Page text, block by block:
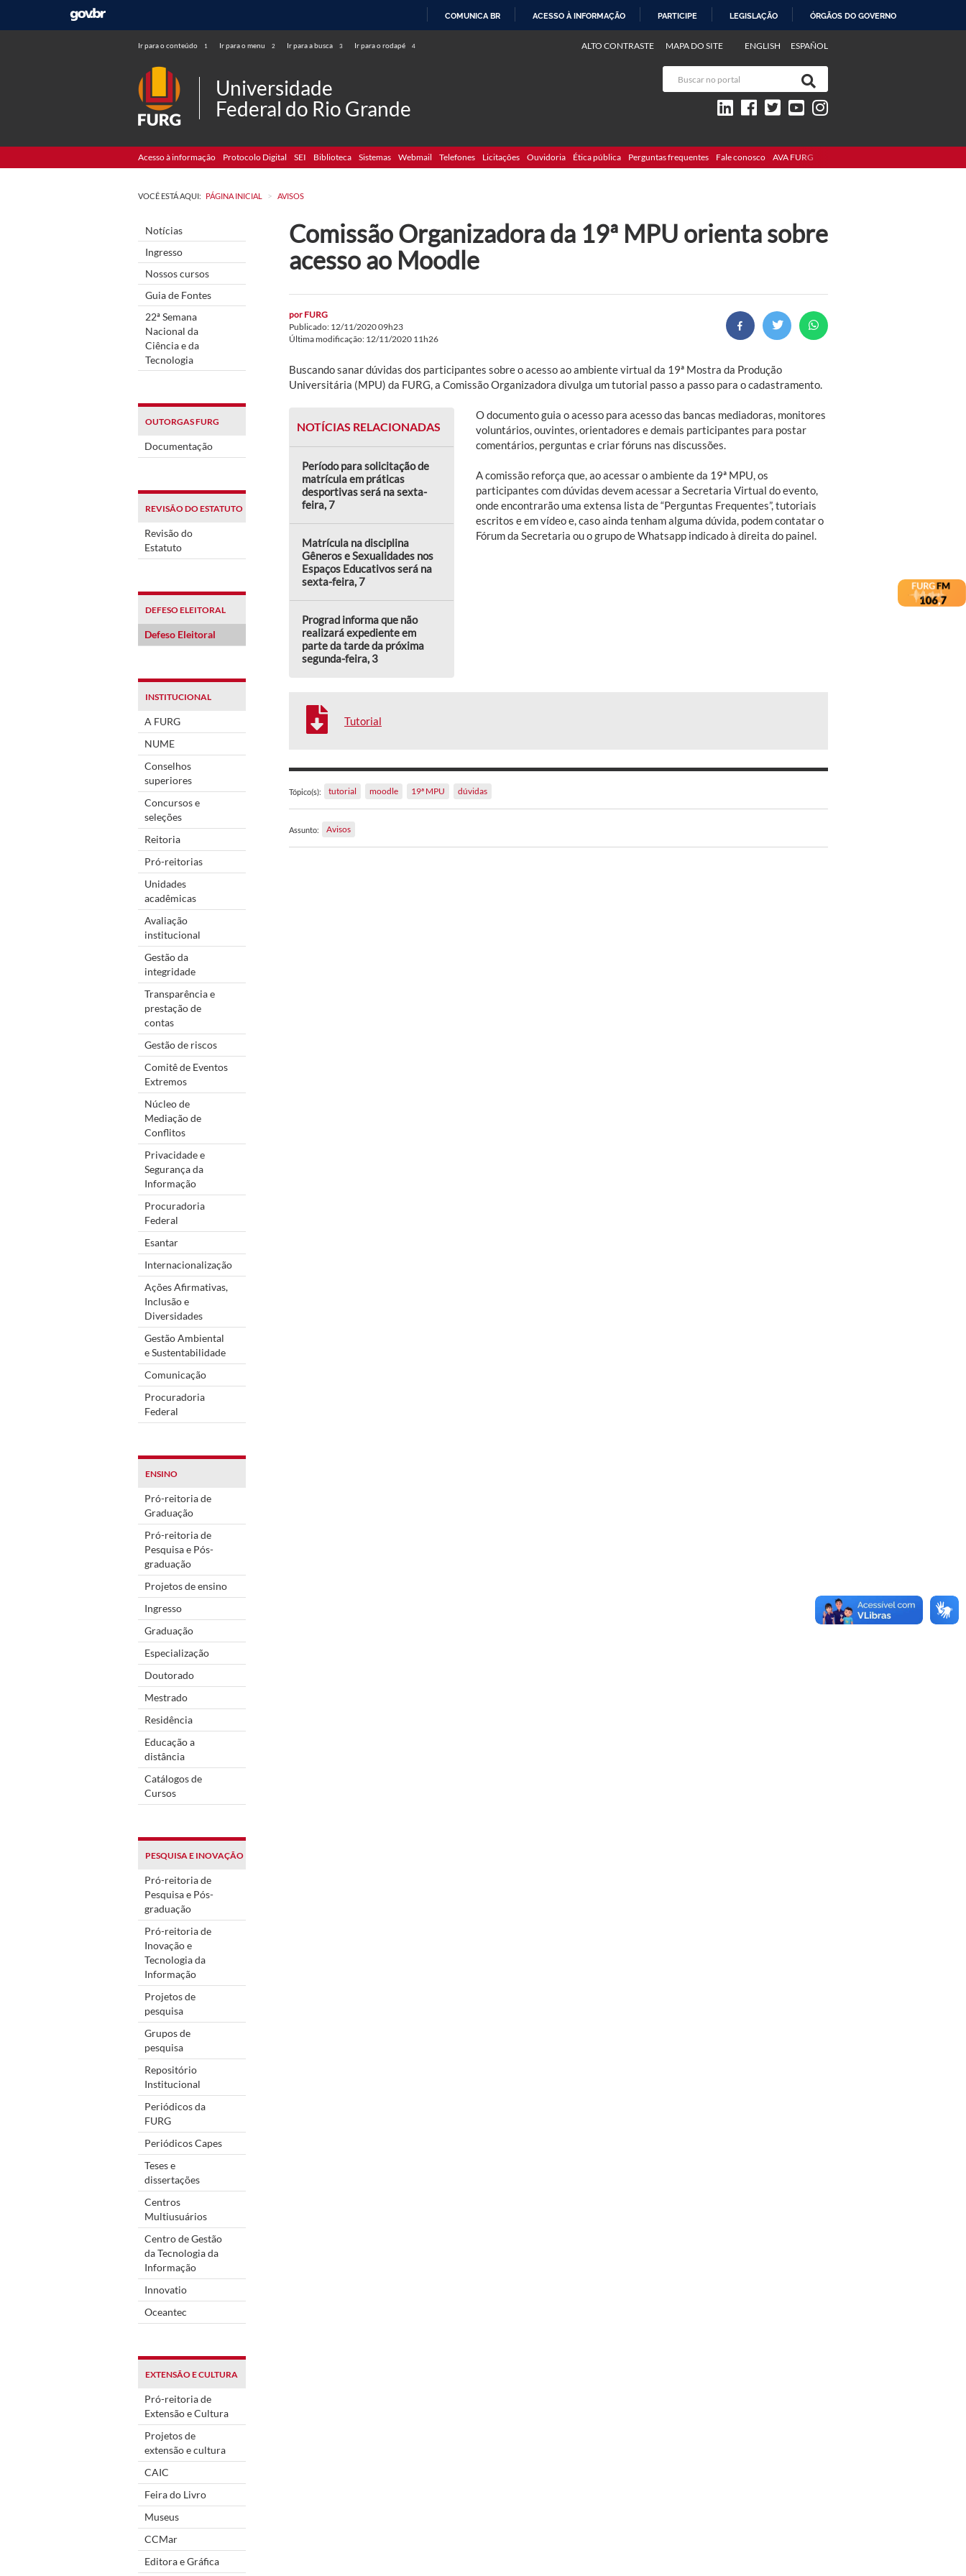
COMUNICA BR ACESSO À INFORMAÇÃO PARTICIPE LEGISLAÇÃO ÓRGÃOS DO GOVERNO
Ir para o conteúdo 1 Ir para o menu 2 Ir para a busca 3 Ir para o rodapé 4 ENGLISH ESPAÑOL
ALTO CONTRASTE MAPA DO SITE
Universidade
Federal do Rio Grande
Acesso à informação Protocolo Digital SEI Biblioteca Sistemas Webmail Telefones Licitações Ouvidoria Ética pública Perguntas frequentes Fale conosco AVA FURG
VOCÊ ESTÁ AQUI: PÁGINA INICIAL > AVISOS
Notícias
Ingresso
Nossos cursos
Guia de Fontes
22ª Semana
Nacional da
Ciência e da
Tecnologia
OUTORGAS FURG
Documentação
REVISÃO DO ESTATUTO
Revisão do
Estatuto
DEFESO ELEITORAL
Defeso Eleitoral
INSTITUCIONAL
A FURG
NUME
Conselhos
superiores
Concursos e
seleções
Reitoria
Pró-reitorias
Unidades
acadêmicas
Avaliação
institucional
Gestão da
integridade
Transparência e
prestação de
contas
Gestão de riscos
Comitê de Eventos
Extremos
Núcleo de
Mediação de
Conflitos
Privacidade e
Segurança da
Informação
Procuradoria
Federal
Esantar
Internacionalização
Ações Afirmativas,
Inclusão e
Diversidades
Gestão Ambiental
e Sustentabilidade
Comunicação
Procuradoria
Federal
ENSINO
Pró-reitoria de
Graduação
Pró-reitoria de
Pesquisa e Pós-
graduação
Projetos de ensino
Ingresso
Graduação
Especialização
Doutorado
Mestrado
Residência
Educação a
distância
Catálogos de
Cursos
PESQUISA E INOVAÇÃO
Pró-reitoria de
Pesquisa e Pós-
graduação
Pró-reitoria de
Inovação e
Tecnologia da
Informação
Projetos de
pesquisa
Grupos de
pesquisa
Repositório
Institucional
Periódicos da
FURG
Periódicos Capes
Teses e
dissertações
Centros
Multiusuários
Centro de Gestão
da Tecnologia da
Informação
Innovatio
Oceantec
EXTENSÃO E CULTURA
Pró-reitoria de
Extensão e Cultura
Projetos de
extensão e cultura
CAIC
Feira do Livro
Museus
CCMar
Editora e Gráfica
Comissão Organizadora da 19ª MPU orienta sobre
acesso ao Moodle
por FURG
Publicado: 12/11/2020 09h23
Última modificação: 12/11/2020 11h26
Buscando sanar dúvidas dos participantes sobre o acesso ao ambiente virtual da 19ª Mostra da Produção
Universitária (MPU) da FURG, a Comissão Organizadora divulga um tutorial passo a passo para o cadastramento.
NOTÍCIAS RELACIONADAS
Período para solicitação de
matrícula em práticas
desportivas será na sexta-
feira, 7
Matrícula na disciplina
Gêneros e Sexualidades nos
Espaços Educativos será na
sexta-feira, 7
Prograd informa que não
realizará expediente em
parte da tarde da próxima
segunda-feira, 3
O documento guia o acesso para acesso das bancas mediadoras, monitores
voluntários, ouvintes, orientadores e demais participantes para postar
comentários, perguntas e criar fóruns nas discussões.
A comissão reforça que, ao acessar o ambiente da 19ª MPU, os
participantes com dúvidas devem acessar a Secretaria Virtual do evento,
onde encontrarão uma extensa lista de “Perguntas Frequentes”, tutoriais
escritos e em vídeo e, caso ainda tenham alguma dúvida, podem contatar o
Fórum da Secretaria ou o grupo de Whatsapp indicado à direita do painel.
Tutorial
Tópico(s): tutorial moodle 19ª MPU dúvidas
Assunto: Avisos